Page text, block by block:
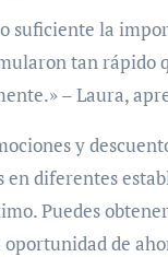
suficiente la
tan rápido
– Laura,
y
en diferentes
Puedes
oportunidad de